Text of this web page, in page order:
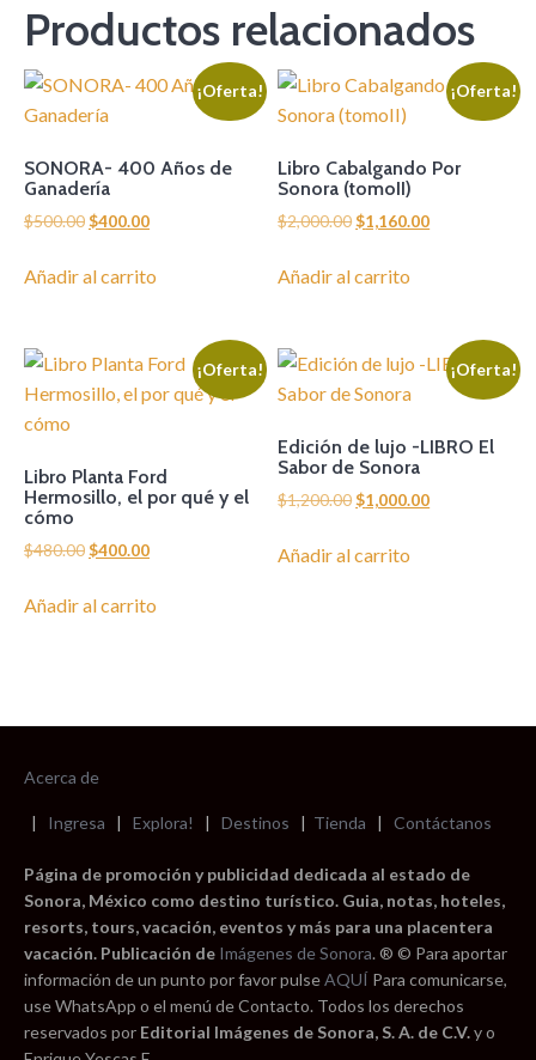
Productos relacionados
¡Oferta!
SONORA- 400 Años de
Ganadería
$500.00El
original
$400.00El
actual
Añadir al carrito
¡Oferta!
Libro Cabalgando Por
Sonora (tomoII)
$2,000.00El
original
$1,160.00El
Añadir al carrito
¡Oferta!
Libro Planta Ford
Hermosillo, el por qué y el
cómo
$480.00 El
original
$400.00El
actual
Añadir al carrito
¡Oferta!
Edición de lujo -LIBRO El
Sabor de Sonora
$1,200.00 El
original
$1,000.00El
Añadir al carrito
Acerca de
| Ingresa | Explora! | Destinos | Tienda | Contáctanos
Página de promoción y publicidad dedicada al estado de
Sonora, México como destino turístico. Guia, notas, hoteles,
resorts, tours, vacación, eventos y más para una placentera
vacación. Publicación de Imágenes de Sonora. ® © Para aportar
información de un punto por favor pulseAQUÍ Para comunicarse,
use WhatsApp o el menú de Contacto. Todos los derechos
reservados por Editorial Imágenes de Sonora, S. A. de C.V.y o